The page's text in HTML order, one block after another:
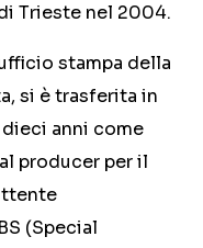
Trieste nel 2004.
stampa della
si è trasferita in
anni come
producer per il
(Special